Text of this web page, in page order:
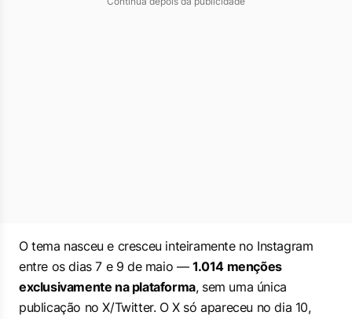
O tema nasceu e cresceu inteiramente no Instagram
entre os dias 7 e 9 de maio —1.014 menções
exclusivamente na plataforma, sem uma única
publicação no X/Twitter. O X só apareceu no dia 10,